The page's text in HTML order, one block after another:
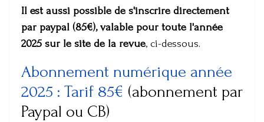
Il est aussi possible de s'inscrire directement
par paypal (85€), valable pour toute l'année
2025 sur le site de la revue, ci-dessous.
Abonnement numérique année
2025 : Tarif 85€ (abonnement par
Paypal ou CB)